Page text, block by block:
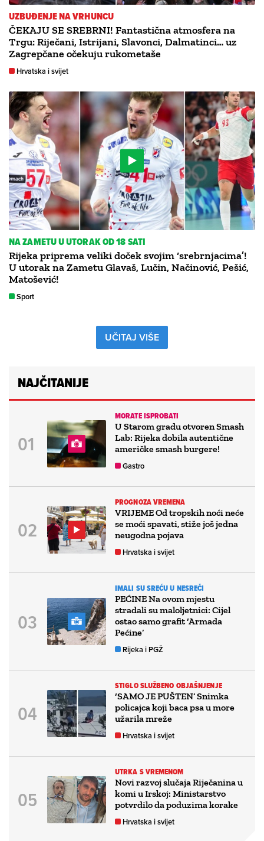
UZBUĐENJE NA VRHUNCU
ČEKAJU SE SREBRNI! Fantastična atmosfera na
Trgu: Riječani, Istrijani, Slavonci, Dalmatinci… uz
Zagrepčane očekuju rukometaše
Hrvatska i svijet
NA ZAMETU U UTORAK OD 18 SATI
Rijeka priprema veliki doček svojim ‘srebrnjacima’!
U utorak na Zametu Glavaš, Lučin, Načinović, Pešić,
Matošević!
Sport
UČITAJ VIŠE
NAJČITANIJE
MORATE ISPROBATI
U Starom gradu otvoren Smash
Lab: Rijeka dobila autentične
američke smash burgere!
Gastro
PROGNOZA VREMENA
VRIJEME Od tropskih noći neće
se moći spavati, stiže još jedna
neugodna pojava
Hrvatska i svijet
IMALI SU SREĆU U NESREČI
PEĆINE Na ovom mjestu
stradali su maloljetnici: Cijel
ostao samo grafit ‘Armada
Pećine’
Rijeka i PGŽ
STIGLO SLUŽBENO OBJAŠNJENJE
‘SAMO JE PUŠTEN’ Snimka
policajca koji baca psa u more
užarila mreže
Hrvatska i svijet
UTRKA S VREMENOM
Novi razvoj slučaja Riječanina u
komi u Irskoj: Ministarstvo
potvrdilo da poduzima korake
Hrvatska i svijet